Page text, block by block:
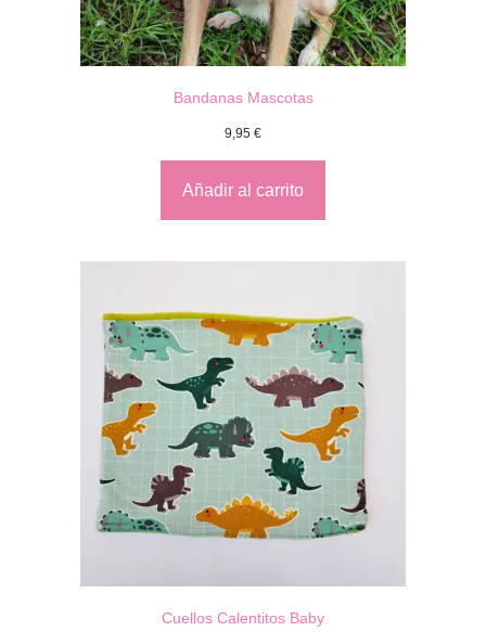
Bandanas Mascotas
9,95 €
Añadir al carrito
Cuellos Calentitos Baby